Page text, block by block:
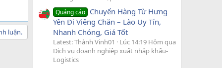
luận.
Quảng cáo Chuyển Hàng Từ Hưng
Yên Đi Viêng Chăn – Lào Uy Tín,
Nhanh Chóng, Giá Tốt
Latest: Thành Vinh01
Lúc 14:19 Hôm qua
Dịch vụ doanh nghiệp xuất nhập khẩu-
Logistics